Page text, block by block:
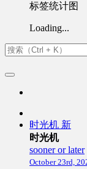
标签统计图
Loading...
时光机 新
时光机
sooner or later
October 23rd,